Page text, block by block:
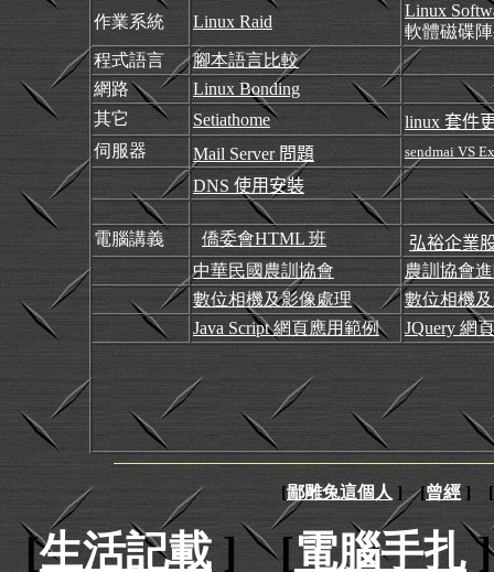
作業系統 Linux Raid
Linux
軟體磁碟
程式語言
腳本語言比較
網路
Linux Bonding
其它
Setiathome linux 套件
伺服器
Mail Server 問題 sendmai VS
DNS使用安裝
電腦講義 僑委會HTML 班
弘裕企業
中華民國農訓協會
農訓協會
數位相機及影像處理
數位相機
Java Script 網頁應用範例
JQuery 網
[鄙雕兔這個人] [曾經] [
[生活記載] [電腦手扎